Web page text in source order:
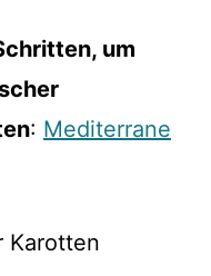
um
: Mediterrane
Karotten